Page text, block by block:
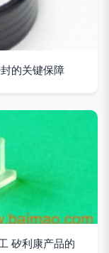
的关键保障
矽利康产品的